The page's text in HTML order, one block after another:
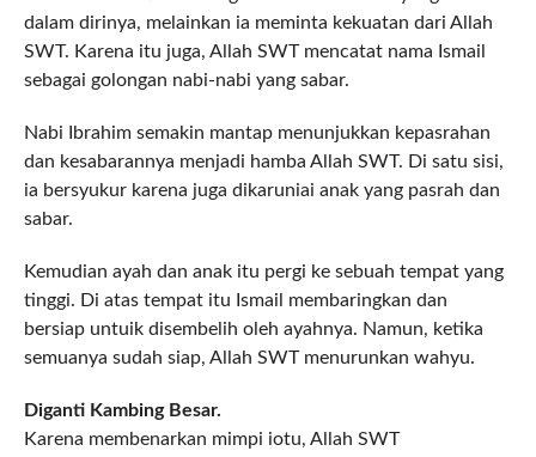
dalam dirinya, melainkan ia meminta kekuatan dari Allah
SWT. Karena itu juga, Allah SWT mencatat nama Ismail
sebagai golongan nabi-nabi yang sabar.
Nabi Ibrahim semakin mantap menunjukkan kepasrahan
dan kesabarannya menjadi hamba Allah SWT. Di satu sisi,
ia bersyukur karena juga dikaruniai anak yang pasrah dan
sabar.
Kemudian ayah dan anak itu pergi ke sebuah tempat yang
tinggi. Di atas tempat itu Ismail membaringkan dan
bersiap untuik disembelih oleh ayahnya. Namun, ketika
semuanya sudah siap, Allah SWT menurunkan wahyu.
Diganti Kambing Besar.
Karena membenarkan mimpi iotu, Allah SWT